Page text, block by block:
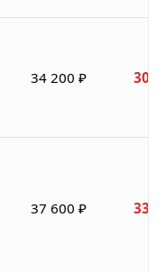
34 200 ₽ 30
37 600 ₽ 33